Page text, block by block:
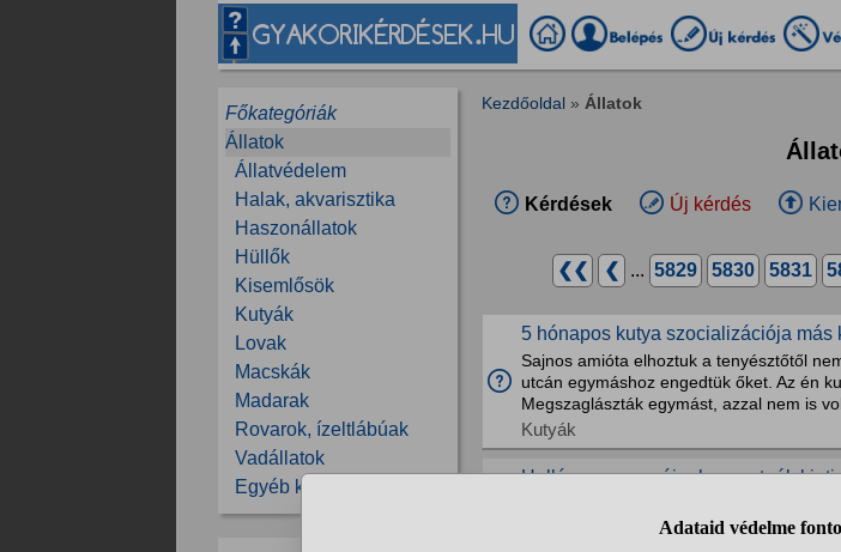
Főkategóriák
Állatok
Állatvédelem
Halak, akvarisztika
Haszonállatok
Hüllők
Kisemlősök
Kutyák
Lovak
Macskák
Madarak
Rovarok, ízeltlábúak
Vadállatok
Egyéb kérdések
Kezdőoldal » Állatok
Kérdések Új kérdés
❮❮ ❮ ... 5829 5830 5831
5 hónapos kutya szocializációja
Sajnos amióta elhoztuk a tenyésztőtől
utcán egymáshoz engedtük őket. Az én
Megszaglászták egymást, azzal nem is
Kutyák
Hullámos papagájnak szeretnék
kalitkába lehetnek kint vagy